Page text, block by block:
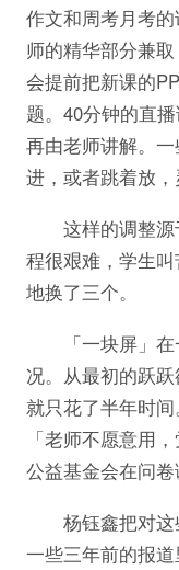
作文和周考月考
师的精华部分兼
会提前把新课的
题。40分钟的直
再由老师讲解。
进，或者跳着放，
这样的调整源
程很艰难，学生
地换了三个。
「一块屏」在
况。从最初的跃
就只花了半年时间
「老师不愿意用
公益基金会在问卷
杨钰鑫把对这
一些三年前的报